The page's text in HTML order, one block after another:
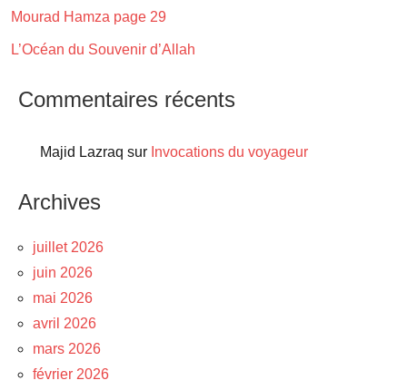
Mourad Hamza page 29
L’Océan du Souvenir d’Allah
Commentaires récents
Majid Lazraq sur Invocations du voyageur
Archives
juillet 2026
juin 2026
mai 2026
avril 2026
mars 2026
février 2026